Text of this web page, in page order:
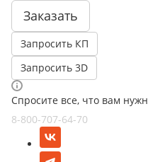
Заказать
Запросить КП
Запросить 3D
Спросите все, что вам
8-800-707-64-70